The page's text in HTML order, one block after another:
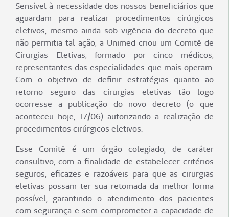
Sensível à necessidade dos nossos beneficiários que
aguardam para realizar procedimentos cirúrgicos
eletivos, mesmo ainda sob vigência do decreto que
não permitia tal ação, a Unimed criou um Comitê de
Cirurgias Eletivas, formado por cinco médicos,
representantes das especialidades que mais operam.
Com o objetivo de definir estratégias quanto ao
retorno seguro das cirurgias eletivas tão logo
ocorresse a publicação do novo decreto (o que
aconteceu hoje, 17/06) autorizando a realização de
procedimentos cirúrgicos eletivos.
Esse Comitê é um órgão colegiado, de caráter
consultivo, com a finalidade de estabelecer critérios
seguros, eficazes e razoáveis para que as cirurgias
eletivas possam ter sua retomada da melhor forma
possível, garantindo o atendimento dos pacientes
com segurança e sem comprometer a capacidade de